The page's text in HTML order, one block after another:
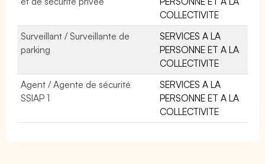
COLLECTIVITE
Surveillant / Surveillante de
parking
SERVICES A LA
PERSONNE ET A LA
COLLECTIVITE
Agent / Agente de sécurité
SSIAP 1
SERVICES A LA
PERSONNE ET A LA
COLLECTIVITE